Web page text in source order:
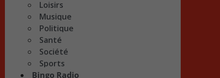
Loisirs
Musique
Politique
Santé
Société
Sports
Bingo Radio